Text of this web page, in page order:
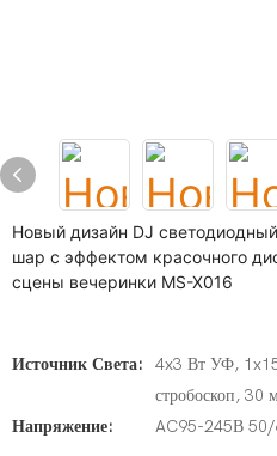
Новый дизайн DJ
шар с эффектом красочного
сцены вечеринки MS-X016
Источник Света:
4x3 Вт УФ,
стробоскоп, 30
Напряжение:
AC95-245В 50/